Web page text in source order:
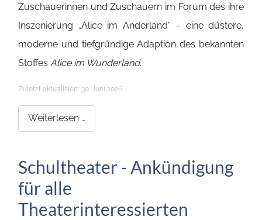
Zuschauerinnen und Zuschauern im Forum des ihre
Inszenierung „Alice im Anderland“ – eine düstere,
moderne und tiefgründige Adaption des bekannten
Stoffes Alice im Wunderland.
Details
Zuletzt aktualisiert: 30. Juni 2026
Weiterlesen …
Schultheater - Ankündigung
für alle
Theaterinteressierten